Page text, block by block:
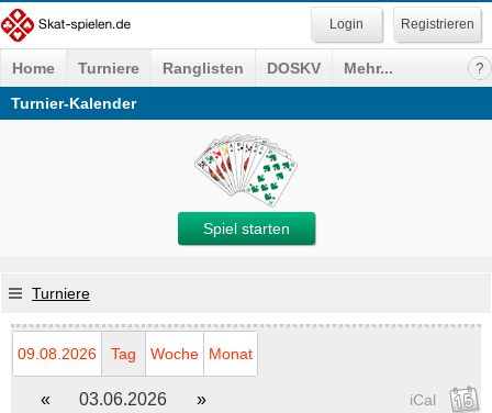
Registrieren
Home Turniere Ranglisten DOSKV
Mehr...
Turnier-Kalender
Spiel starten
Turniere
09.08.2026 Tag Woche Monat
« 03.06.2026 » iCal